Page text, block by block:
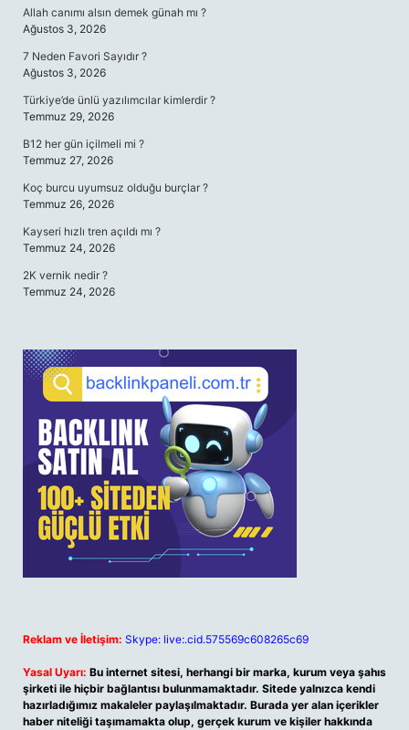
Allah canımı alsın demek günah mı ?
Ağustos 3, 2026
7 Neden Favori Sayıdır ?
Ağustos 3, 2026
Türkiye’de ünlü yazılımcılar kimlerdir ?
Temmuz 29, 2026
B12 her gün içilmeli mi ?
Temmuz 27, 2026
Koç burcu uyumsuz olduğu burçlar ?
Temmuz 26, 2026
Kayseri hızlı tren açıldı mı ?
Temmuz 24, 2026
2K vernik nedir ?
Temmuz 24, 2026
Reklam ve İletişim: Skype: live:.cid.575569c608265c69
Yasal Uyarı: Bu internet sitesi, herhangi bir marka, kurum veya şahıs
şirketi ile hiçbir bağlantısı bulunmamaktadır. Sitede yalnızca kendi
hazırladığımız makaleler paylaşılmaktadır. Burada yer alan içerikler
haber niteliği taşımamakta olup, gerçek kurum ve kişiler hakkında